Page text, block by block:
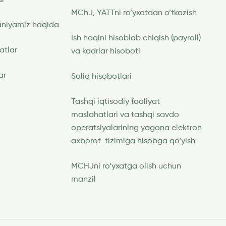
haqida
MChJ, YATTni ro’yxatdan o’tkazish
Ish haqini hisoblab chiqish (payroll)
va kadrlar hisoboti
Soliq hisobotlari
Tashqi iqtisodiy faoliyat
maslahatlari va tashqi savdo
operatsiyalarining yagona elektron
axborot tizimiga hisobga qo‘yish
MCHJni ro‘yxatga olish uchun
manzil